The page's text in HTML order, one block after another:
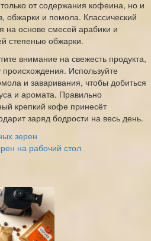
от содержания кофеина, но и
обжарки и помола. Классический
на основе смесей арабики и
степенью обжарки.
внимание на свежесть продукта,
Используйте
и заваривания, чтобы добиться
и аромата. Правильно
крепкий кофе принесёт
заряд бодрости на весь день.
зерен
на рабочий стол